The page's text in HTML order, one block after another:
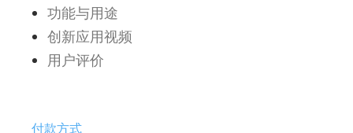
功能与用途
创新应用视频
用户评价
付款方式